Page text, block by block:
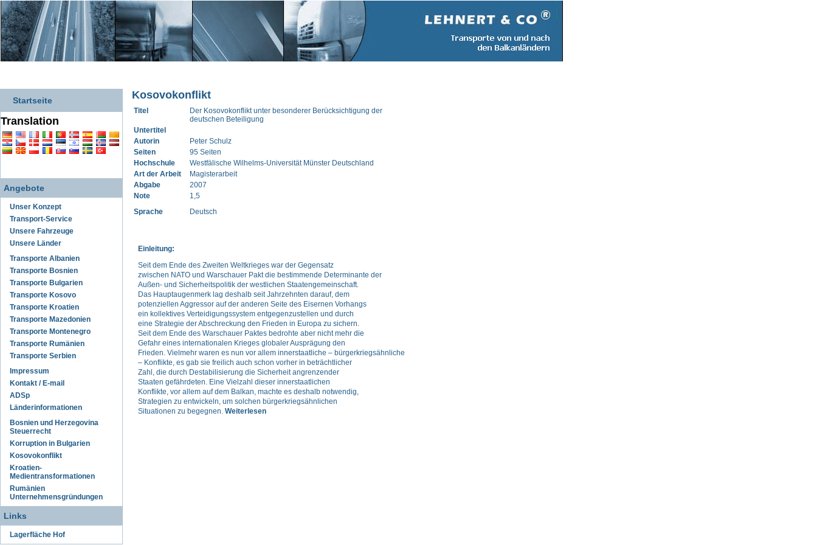
Startseite
Translation
Angebote
Unser Konzept
Transport-Service
Unsere Fahrzeuge
Unsere Länder
Transporte Albanien
Transporte Bosnien
Transporte Bulgarien
Transporte Kosovo
Transporte Kroatien
Transporte Mazedonien
Transporte Montenegro
Transporte Rumänien
Transporte Serbien
Impressum
Kontakt / E-mail
ADSp
Länderinformationen
Bosnien und Herzegovina
Steuerrecht
Korruption in Bulgarien
Kosovokonflikt
Kroatien-
Medientransformationen
Rumänien
Unternehmensgründungen
Links
Lagerfläche Hof
Kosovokonflikt
Titel
Der Kosovokonflikt unter besonderer Berücksichtigung der
deutschen Beteiligung
Untertitel
Autorin
Peter Schulz
Seiten
95 Seiten
Hochschule
Westfälische Wilhelms-Universität Münster Deutschland
Art der Arbeit
Magisterarbeit
Abgabe
2007
Note
1,5
Sprache
Deutsch
Einleitung:
Seit dem Ende des Zweiten Weltkrieges war der Gegensatz
zwischen NATO und Warschauer Pakt die bestimmende Determinante der
Außen- und Sicherheitspolitik der westlichen Staatengemeinschaft.
Das Hauptaugenmerk lag deshalb seit Jahrzehnten darauf, dem
potenziellen Aggressor auf der anderen Seite des Eisernen Vorhangs
ein kollektives Verteidigungssystem entgegenzustellen und durch
eine Strategie der Abschreckung den Frieden in Europa zu sichern.
Seit dem Ende des Warschauer Paktes bedrohte aber nicht mehr die
Gefahr eines internationalen Krieges globaler Ausprägung den
Frieden. Vielmehr waren es nun vor allem innerstaatliche – bürgerkriegsähnliche
– Konflikte, es gab sie freilich auch schon vorher in beträchtlicher
Zahl, die durch Destabilisierung die Sicherheit angrenzender
Staaten gefährdeten. Eine Vielzahl dieser innerstaatlichen
Konflikte, vor allem auf dem Balkan, machte es deshalb notwendig,
Strategien zu entwickeln, um solchen bürgerkriegsähnlichen
Situationen zu begegnen. Weiterlesen